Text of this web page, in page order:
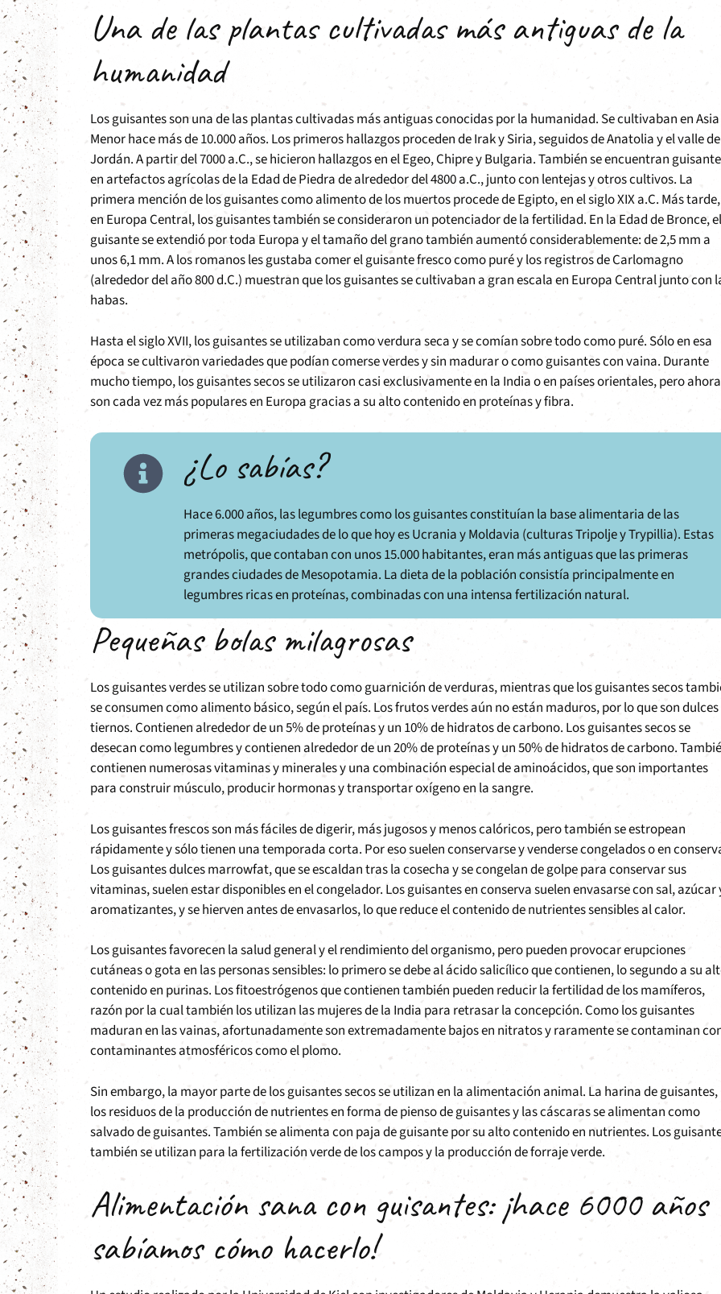
Una de las plantas cultivadas más antiguas de la
humanidad
Los guisantes son una de las plantas cultivadas más antiguas conocidas por la humanidad. Se cultivaban en Asia
Menor hace más de 10.000 años. Los primeros hallazgos proceden de Irak y Siria, seguidos de Anatolia y el valle
Jordán. A partir del 7000 a.C., se hicieron hallazgos en el Egeo, Chipre y Bulgaria. También se encuentran
en artefactos agrícolas de la Edad de Piedra de alrededor del 4800 a.C., junto con lentejas y otros cultivos. La
primera mención de los guisantes como alimento de los muertos procede de Egipto, en el siglo XIX a.C. Más tarde,
en Europa Central, los guisantes también se consideraron un potenciador de la fertilidad. En la Edad de Bronce, el
guisante se extendió por toda Europa y el tamaño del grano también aumentó considerablemente: de 2,5 mm a
unos 6,1 mm. A los romanos les gustaba comer el guisante fresco como puré y los registros de Carlomagno
(alrededor del año 800 d.C.) muestran que los guisantes se cultivaban a gran escala en Europa Central junto con
habas.
Hasta el siglo XVII, los guisantes se utilizaban como verdura seca y se comían sobre todo como puré. Sólo en esa
época se cultivaron variedades que podían comerse verdes y sin madurar o como guisantes con vaina. Durante
mucho tiempo, los guisantes secos se utilizaron casi exclusivamente en la India o en países orientales, pero ahora
son cada vez más populares en Europa gracias a su alto contenido en proteínas y fibra.
¿Lo sabías?
Hace 6.000 años, las legumbres como los guisantes constituían la base alimentaria de las
primeras megaciudades de lo que hoy es Ucrania y Moldavia (culturas Tripolje y Trypillia). Estas
metrópolis, que contaban con unos 15.000 habitantes, eran más antiguas que las primeras
grandes ciudades de Mesopotamia. La dieta de la población consistía principalmente en
legumbres ricas en proteínas, combinadas con una intensa fertilización natural.
Pequeñas bolas milagrosas
Los guisantes verdes se utilizan sobre todo como guarnición de verduras, mientras que los guisantes secos
se consumen como alimento básico, según el país. Los frutos verdes aún no están maduros, por lo que son
tiernos. Contienen alrededor de un 5% de proteínas y un 10% de hidratos de carbono. Los guisantes secos se
desecan como legumbres y contienen alrededor de un 20% de proteínas y un 50% de hidratos de carbono.
contienen numerosas vitaminas y minerales y una combinación especial de aminoácidos, que son importantes
para construir músculo, producir hormonas y transportar oxígeno en la sangre.
Los guisantes frescos son más fáciles de digerir, más jugosos y menos calóricos, pero también se estropean
rápidamente y sólo tienen una temporada corta. Por eso suelen conservarse y venderse congelados o en
Los guisantes dulces marrowfat, que se escaldan tras la cosecha y se congelan de golpe para conservar sus
vitaminas, suelen estar disponibles en el congelador. Los guisantes en conserva suelen envasarse con sal, azúcar
aromatizantes, y se hierven antes de envasarlos, lo que reduce el contenido de nutrientes sensibles al calor.
Los guisantes favorecen la salud general y el rendimiento del organismo, pero pueden provocar erupciones
cutáneas o gota en las personas sensibles: lo primero se debe al ácido salicílico que contienen, lo segundo a su
contenido en purinas. Los fitoestrógenos que contienen también pueden reducir la fertilidad de los mamíferos,
razón por la cual también los utilizan las mujeres de la India para retrasar la concepción. Como los guisantes
maduran en las vainas, afortunadamente son extremadamente bajos en nitratos y raramente se contaminan
contaminantes atmosféricos como el plomo.
Sin embargo, la mayor parte de los guisantes secos se utilizan en la alimentación animal. La harina de guisantes,
los residuos de la producción de nutrientes en forma de pienso de guisantes y las cáscaras se alimentan como
salvado de guisantes. También se alimenta con paja de guisante por su alto contenido en nutrientes. Los
también se utilizan para la fertilización verde de los campos y la producción de forraje verde.
Alimentación sana con guisantes: ¡hace 6000 años
sabíamos cómo hacerlo!